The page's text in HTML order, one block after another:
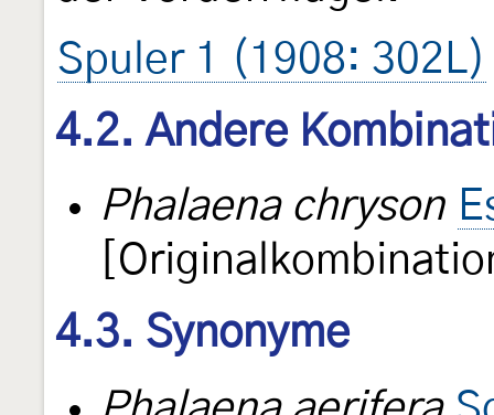
Spuler 1 (1908: 302L)
4.2. Andere
Phalaena chryson
4.3. Synonyme